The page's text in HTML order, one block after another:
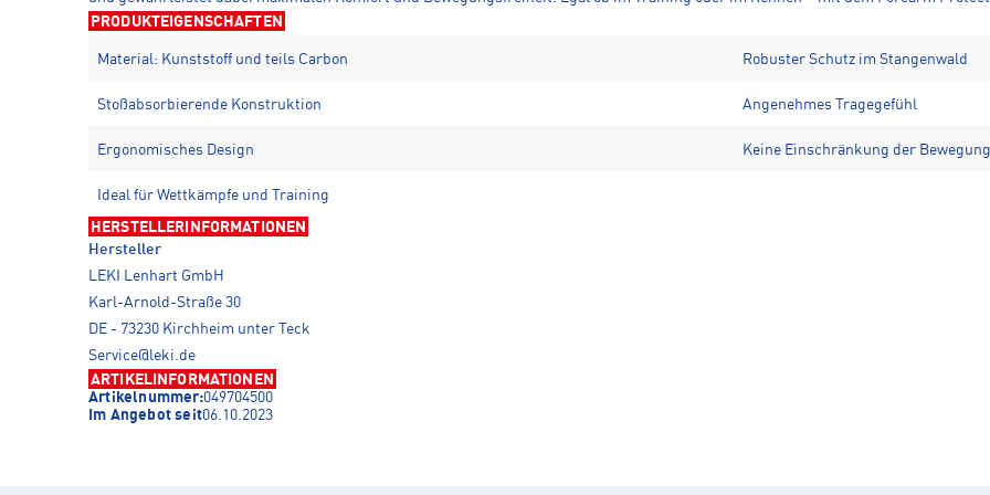
PRODUKTEIGENSCHAFTEN
Material: Kunststoff und teils Carbon Robuster Schutz im Stangenwald
Stoßabsorbierende Konstruktion Angenehmes Tragegefühl
Ergonomisches Design Keine Einschränkung der
Ideal für Wettkämpfe und Training
HERSTELLERINFORMATIONEN
Hersteller
LEKI Lenhart GmbH
Karl-Arnold-Straße 30
DE - 73230 Kirchheim unter Teck
Service@leki.de
ARTIKELINFORMATIONEN
Artikelnummer:049704500
Im Angebot seit06.10.2023